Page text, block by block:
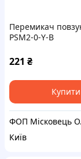
Перемикач
PSM2-0-Y-B
221 ₴
Купити
ФОП Місковець
Київ